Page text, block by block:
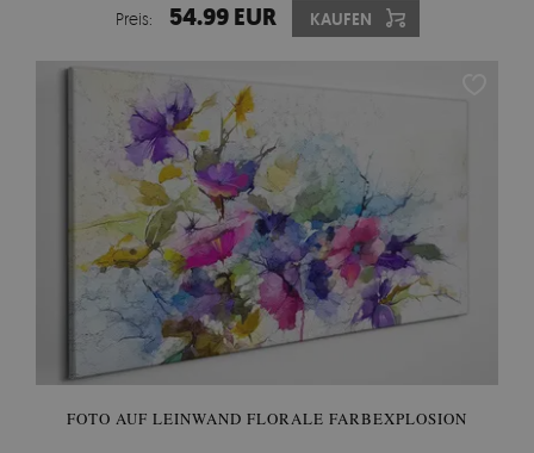
Preis: 54.99 EUR KAUFEN
FOTO AUF LEINWAND FLORALE FARBEXPLOSION